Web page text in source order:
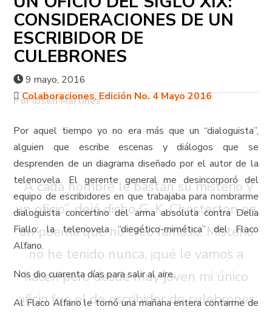
CONSIDERACIONES DE UN
ESCRIBIDOR DE
CULEBRONES
9 mayo, 2016
Colaboraciones,Edición No. 4 Mayo 2016
Por Ibsen Martínez
I
“A cada hombre le bastan su misterio y
un oficio”, dejó dicho G. K. Chesterton en
un poema que no creo famoso. Misterio
no he tenido nunca, ¡qué le vamos a
hacer! pero desde muy joven mi único
oficio fue el de escribidor de culebrones
Por aquel tiempo yo no era más que un “dialoguista”,
alguien que escribe escenas y diálogos que se
desprenden de un diagrama diseñado por el autor de la
telenovela. El gerente general me desincorporó del
equipo de escribidores en que trabajaba para nombrarme
dialoguista concertino del arma absoluta contra Delia
Fiallo: la telenovela “diegético-mimética” del Flaco
Alfano.
Nos dio cuarenta días para salir al aire.
Al Flaco Alfano le tomó una mañana entera contarme de